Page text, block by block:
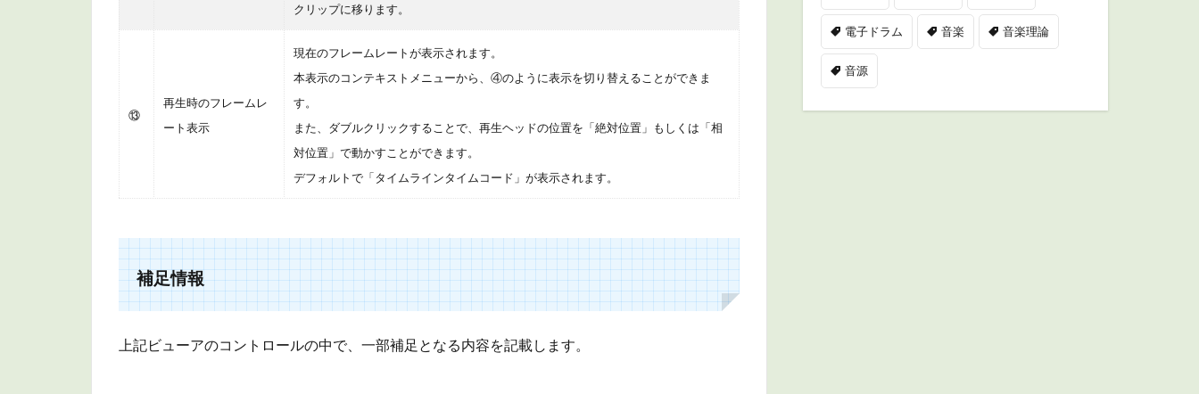
クリップに移ります。
⑬
再生時のフレームレ
ート表示
現在のフレームレートが表示されます。
本表示のコンテキストメニューから、④のように表示を切り替えることができま
す。
また、ダブルクリックすることで、再生ヘッドの位置を「絶対位置」もしくは「相
対位置」で動かすことができます。
デフォルトで「タイムラインタイムコード」が表示されます。
補足情報
上記ビューアのコントロールの中で、一部補足となる内容を記載します。
電子ドラム 音楽 音楽理論
音源